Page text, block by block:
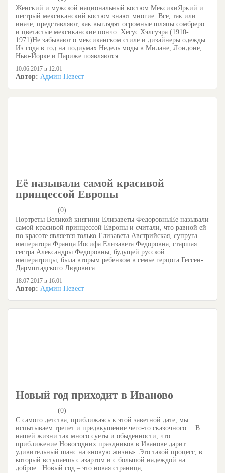
Женский и мужской национальный костюм МексикиЯркий и
пестрый мексиканский костюм знают многие. Все, так или
иначе, представляют, как выглядят огромные шляпы сомбреро
и цветастые мексиканские пончо. Хесус Хэлгуэра (1910-
1971)Не забывают о мексиканском стиле и дизайнеры одежды.
Из года в год на подиумах Недель моды в Милане, Лондоне,
Нью-Йорке и Париже появляются…
10.06.2017 в 12:01
Автор: Админ Невест
Её называли самой красивой
принцессой Европы
(0)
Портреты Великой княгини Елизаветы ФедоровныЕе называли
самой красивой принцессой Европы и считали, что равной ей
по красоте является только Елизавета Австрийская, супруга
императора Франца Иосифа.Елизавета Федоровна, старшая
сестра Александры Федоровны, будущей русской
императрицы, была вторым ребенком в семье герцога Гессен-
Дармштадского Людовига…
18.07.2017 в 16:01
Автор: Админ Невест
Новый год приходит в Иваново
(0)
С самого детства, приближаясь к этой заветной дате, мы
испытываем трепет и предвкушение чего-то сказочного… В
нашей жизни так много суеты и обыденности, что
приближение Новогодних праздников в Иванове дарит
удивительный шанс на «новую жизнь». Это такой процесс, в
который вступаешь с азартом и с большой надеждой на
доброе. Новый год – это новая страница,…